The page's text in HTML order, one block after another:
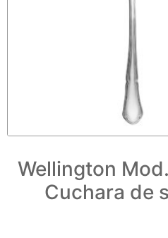
Wellington
Cuchara de